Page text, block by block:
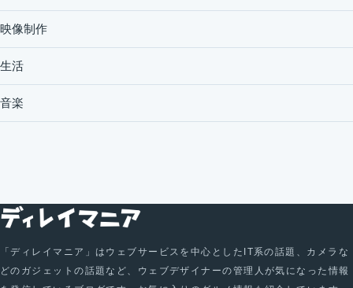
映像制作
生活
音楽
「ディレイマニア」はウェブサービスを中心としたIT系の話題、カメラな
どのガジェットの話題など、ウェブデザイナーの管理人が気になった情報